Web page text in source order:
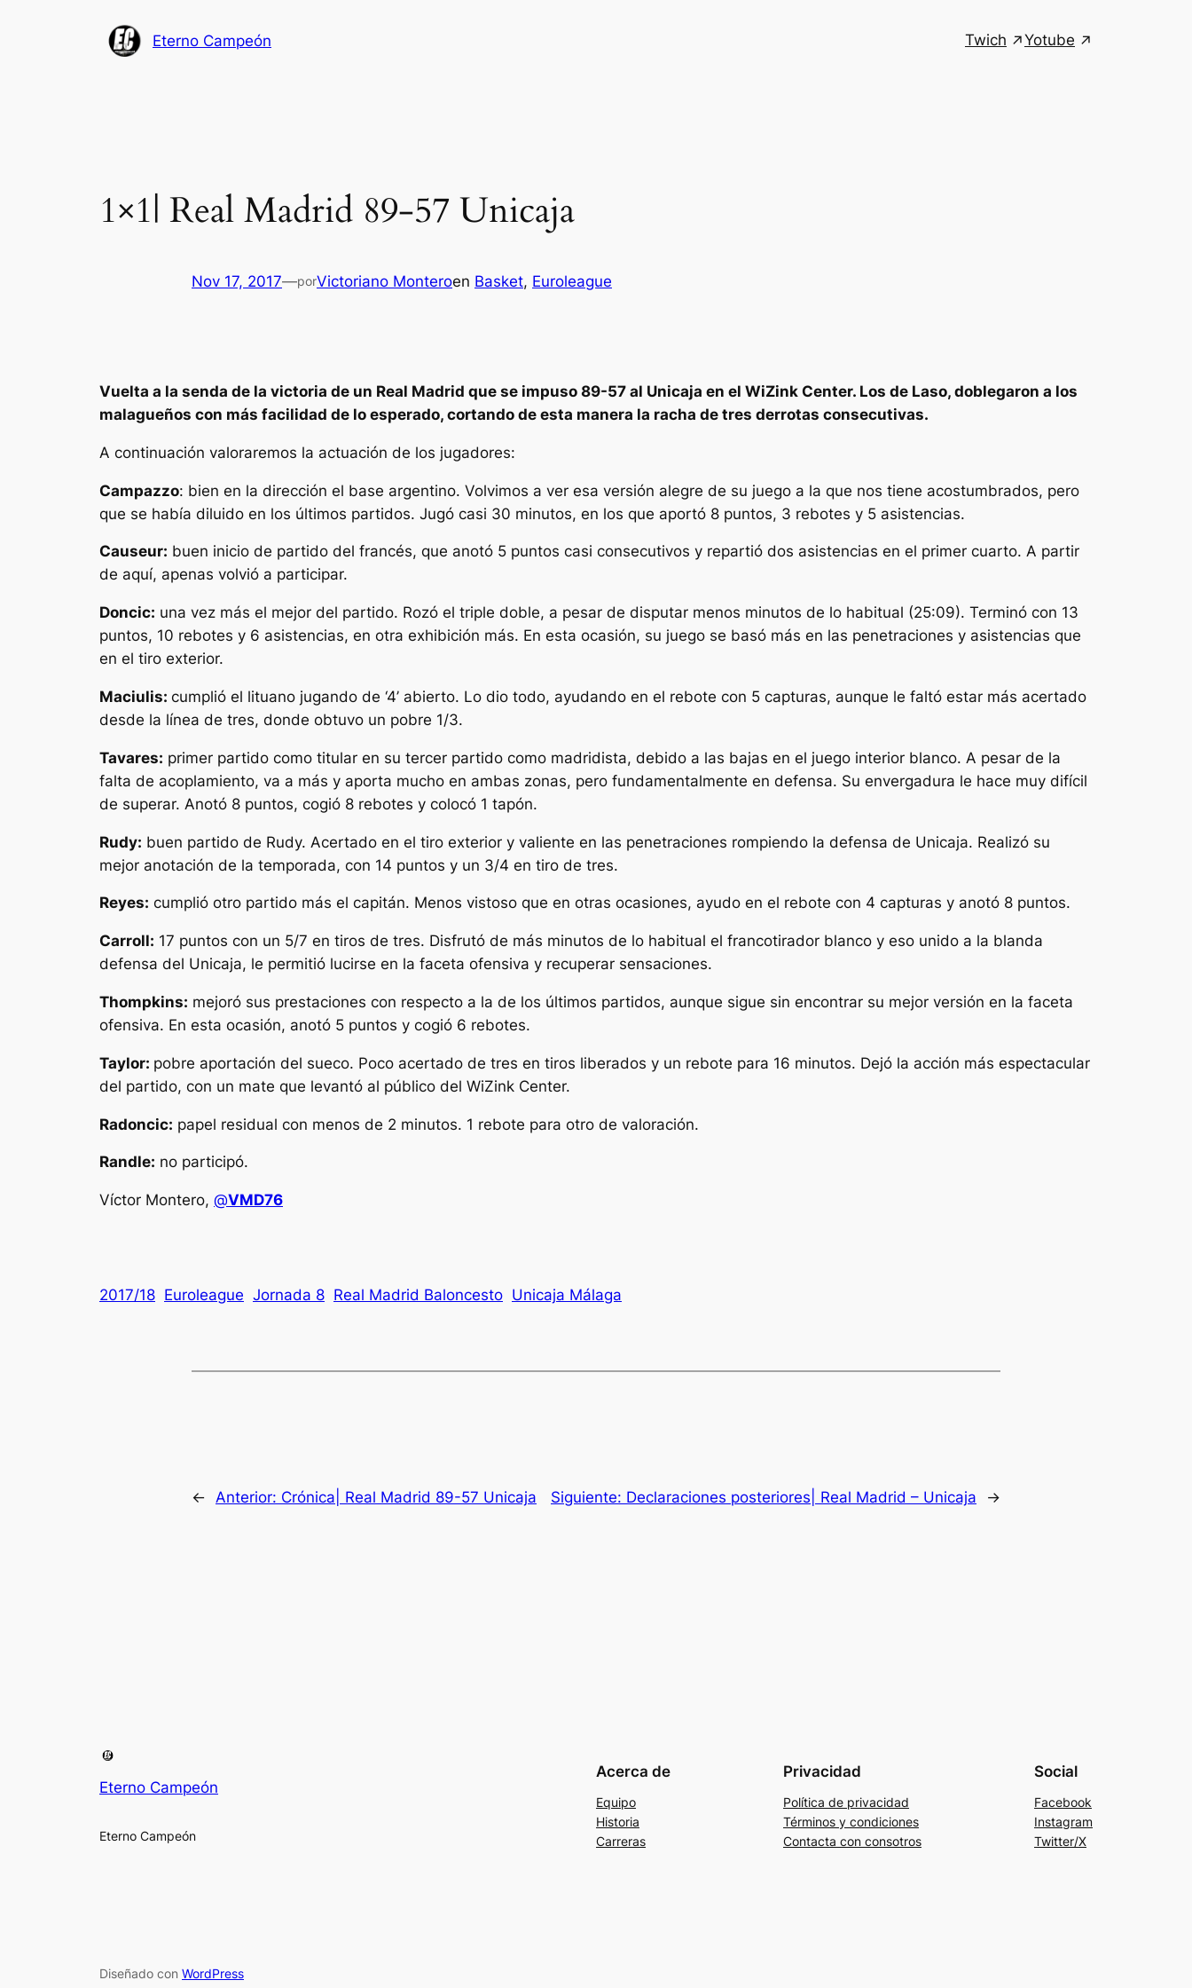
Eterno Campeón Twich Yotube
1×1| Real Madrid 89-57 Unicaja
Nov 17, 2017—porVictoriano Monteroen Basket, Euroleague
Vuelta a la senda de la victoria de un Real Madrid que se impuso 89-57 al Unicaja en el WiZink Center. Los de Laso, doblegaron a los
malagueños con más facilidad de lo esperado, cortando de esta manera la racha de tres derrotas consecutivas.
A continuación valoraremos la actuación de los jugadores:
Campazzo: bien en la dirección el base argentino. Volvimos a ver esa versión alegre de su juego a la que nos tiene acostumbrados, pero
que se había diluido en los últimos partidos. Jugó casi 30 minutos, en los que aportó 8 puntos, 3 rebotes y 5 asistencias.
Causeur: buen inicio de partido del francés, que anotó 5 puntos casi consecutivos y repartió dos asistencias en el primer cuarto. A partir
de aquí, apenas volvió a participar.
Doncic: una vez más el mejor del partido. Rozó el triple doble, a pesar de disputar menos minutos de lo habitual (25:09). Terminó con 13
puntos, 10 rebotes y 6 asistencias, en otra exhibición más. En esta ocasión, su juego se basó más en las penetraciones y asistencias que
en el tiro exterior.
Maciulis: cumplió el lituano jugando de ‘4’ abierto. Lo dio todo, ayudando en el rebote con 5 capturas, aunque le faltó estar más acertado
desde la línea de tres, donde obtuvo un pobre 1/3.
Tavares: primer partido como titular en su tercer partido como madridista, debido a las bajas en el juego interior blanco. A pesar de la
falta de acoplamiento, va a más y aporta mucho en ambas zonas, pero fundamentalmente en defensa. Su envergadura le hace muy difícil
de superar. Anotó 8 puntos, cogió 8 rebotes y colocó 1 tapón.
Rudy: buen partido de Rudy. Acertado en el tiro exterior y valiente en las penetraciones rompiendo la defensa de Unicaja. Realizó su
mejor anotación de la temporada, con 14 puntos y un 3/4 en tiro de tres.
Reyes: cumplió otro partido más el capitán. Menos vistoso que en otras ocasiones, ayudo en el rebote con 4 capturas y anotó 8 puntos.
Carroll: 17 puntos con un 5/7 en tiros de tres. Disfrutó de más minutos de lo habitual el francotirador blanco y eso unido a la blanda
defensa del Unicaja, le permitió lucirse en la faceta ofensiva y recuperar sensaciones.
Thompkins: mejoró sus prestaciones con respecto a la de los últimos partidos, aunque sigue sin encontrar su mejor versión en la faceta
ofensiva. En esta ocasión, anotó 5 puntos y cogió 6 rebotes.
Taylor: pobre aportación del sueco. Poco acertado de tres en tiros liberados y un rebote para 16 minutos. Dejó la acción más espectacular
del partido, con un mate que levantó al público del WiZink Center.
Radoncic: papel residual con menos de 2 minutos. 1 rebote para otro de valoración.
Randle: no participó.
Víctor Montero, @VMD76
2017/18 Euroleague Jornada 8 Real Madrid Baloncesto Unicaja Málaga
← Anterior: Crónica| Real Madrid 89-57 Unicaja Siguiente: Declaraciones posteriores| Real Madrid – Unicaja →
Eterno Campeón
Eterno Campeón
Acerca de
Equipo
Historia
Carreras
Privacidad
Política de privacidad
Términos y condiciones
Contacta con consotros
Social
Facebook
Instagram
Twitter/X
Diseñado con WordPress